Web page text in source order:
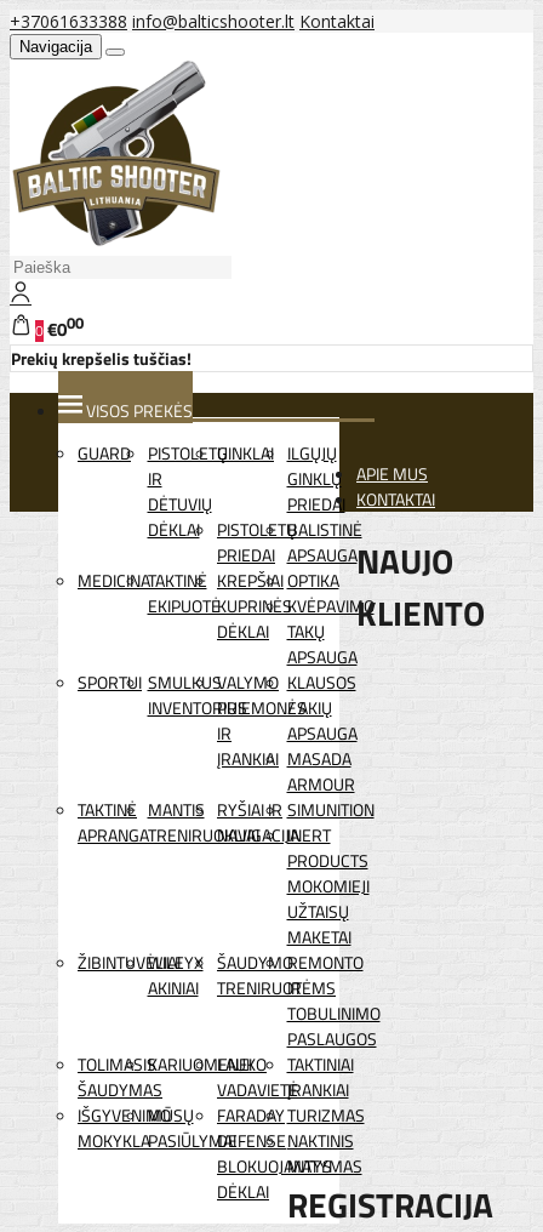
+37061633388 info@balticshooter.lt Kontaktai
Navigacija
0€000
Prekių krepšelis tuščias!
VISOS PREKĖS
GUARD
PISTOLETŲ
IR
DĖTUVIŲ
DĖKLAI
GINKLAI ILGŲJŲ
GINKLŲ
PRIEDAI
PISTOLETŲ
PRIEDAI
BALISTINĖ
APSAUGA
MEDICINATAKTINĖ
EKIPUOTĖ
KREPŠIAI
KUPRINĖS
DĖKLAI
OPTIKA
KVĖPAVIMO
TAKŲ
APSAUGA
SPORTUI SMULKUS
INVENTORIUS
VALYMO
PRIEMONĖS
IR
ĮRANKIAI
KLAUSOS
/ AKIŲ
APSAUGA
MASADA
ARMOUR
TAKTINĖ
APRANGA
MANTIS
TRENIRUOKLIAI
RYŠIAI IR
NAVIGACIJA
SIMUNITION
INERT
PRODUCTS
MOKOMIEJI
UŽTAISŲ
MAKETAI
ŽIBINTUVĖLIAI
WILEYX
AKINIAI
ŠAUDYMO
TRENIRUOTĖMS
REMONTO
IR
TOBULINIMO
PASLAUGOS
TOLIMASIS
ŠAUDYMAS
KARIUOMENEI
LAUKO
VADAVIETĖ
TAKTINIAI
ĮRANKIAI
IŠGYVENIMO
MOKYKLA
MŪSŲ
PASIŪLYMAI
FARADAY
DEFENSE
BLOKUOJANTYS
DĖKLAI
TURIZMAS
NAKTINIS
MATYMAS
APIE MUS
KONTAKTAI
NAUJO
KLIENTO
REGISTRACIJA